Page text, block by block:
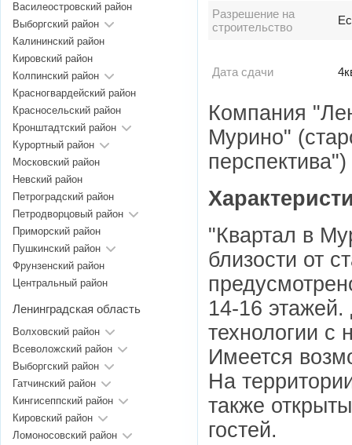
Разрешение на
строительство
Дата сдачи
Компания
Мурино"
"Квартал в
близости от
14-16
технологии
Имеется
На
также
гостей.
Василеостровский район
Выборгский район
Калининский район
Кировский район
Колпинский район
Красногвардейский район
Красносельский район
Кронштадтский район
Курортный район
Московский район
Невский район
Петроградский район
Петродворцовый район
Приморский район
Пушкинский район
Фрунзенский район
Центральный район
Ленинградская область
Волховский район
Всеволожский район
Выборгский район
Гатчинский район
Кингисеппский район
Кировский район
Ломоносовский район